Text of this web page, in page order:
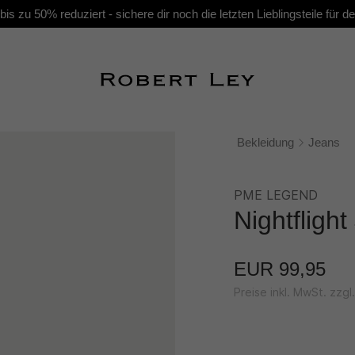
zu 50% reduziert - sichere dir noch die letzten Lieblingsteile für
Bekleidung Jeans
PME LEGEND
Nightflight
EUR 99,95
Preise inkl. MwSt.